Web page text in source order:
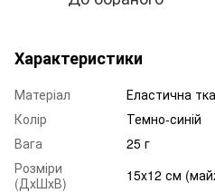
Характеристики
Матеріал
Еластична
Колір
Темно-синій
Вага
25 г
Розміри
(ДхШхВ)
15х12 см